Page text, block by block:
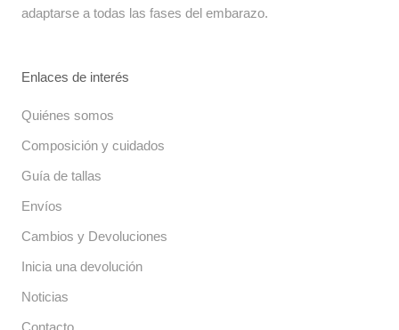
adaptarse a todas las fases del embarazo.
Enlaces de interés
Quiénes somos
Composición y cuidados
Guía de tallas
Envíos
Cambios y Devoluciones
Inicia una devolución
Noticias